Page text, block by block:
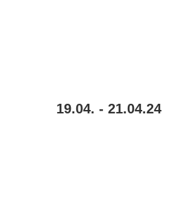
19.04. - 21.04.24